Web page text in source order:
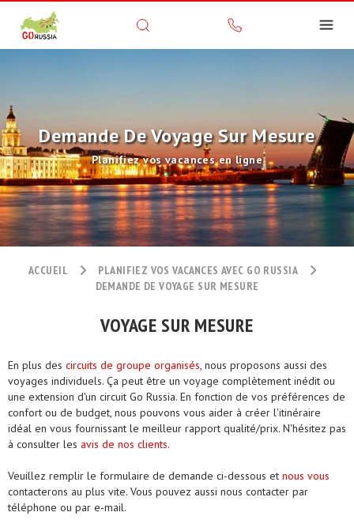
Demande De Voyage Sur Mesure
Planifiez vos vacances en ligne
ACCUEIL
PLANIFIEZ VOS VACANCES AVEC GO RUSSIA
DEMANDE DE VOYAGE SUR MESURE
VOYAGE SUR MESURE
En plus des circuits de groupe organisés, nous proposons aussi des
voyages individuels. Ça peut être un voyage complètement inédit ou
une extension d'un circuit Go Russia. En fonction de vos préférences de
confort ou de budget, nous pouvons vous aider à créer l'itinéraire
idéal en vous fournissant le meilleur rapport qualité/prix. N'hésitez pas
à consulter les avis de nos clients.
Veuillez remplir le formulaire de demande ci-dessous et nous vous
contacterons au plus vite. Vous pouvez aussi nous contacter par
téléphone ou par e-mail.